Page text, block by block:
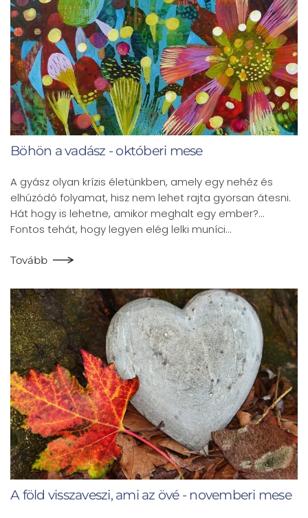
Böhön a vadász - októberi mese
A gyász olyan krízis életünkben, amely egy nehéz és
elhúzódó folyamat, hisz nem lehet rajta gyorsan átesni.
Hát hogy is lehetne, amikor meghalt egy ember?…
Fontos tehát, hogy legyen elég lelki muníci…
Tovább
A föld visszaveszi, ami az övé - novemberi mese